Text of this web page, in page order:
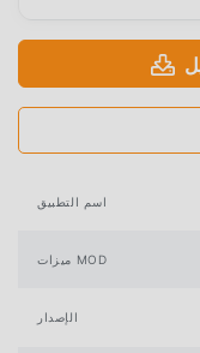
اسم التطبيق
ميزات MOD
الإصدار